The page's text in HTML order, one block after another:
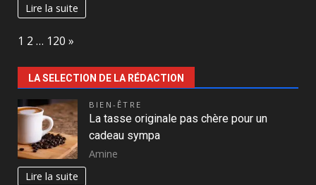
Lire la suite
Page:
1 2 … 120 Next
»
LA SELECTION DE LA RÉDACTION
BIEN-ÊTRE
La tasse originale pas chère pour un
cadeau sympa
Amine
Lire la suite